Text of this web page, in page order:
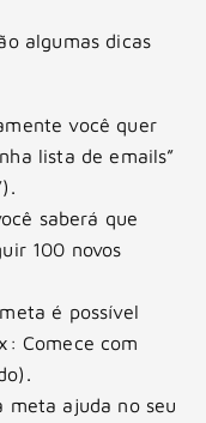
algumas dicas
você quer
lista de emails”
saberá que
100 novos
é possível
Comece com
meta ajuda no seu